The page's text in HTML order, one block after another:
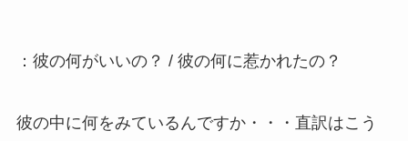
：彼の何がいいの？ / 彼の何に惹かれたの？
彼の中に何をみているんですか・・・直訳はこう